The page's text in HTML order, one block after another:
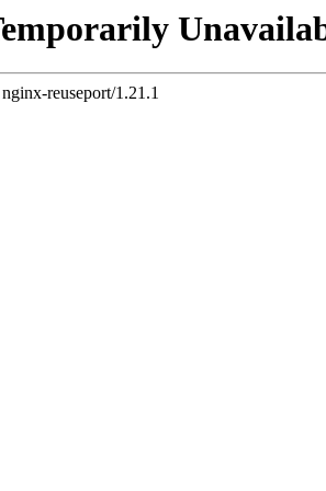
nginx-reuseport/1.21.1